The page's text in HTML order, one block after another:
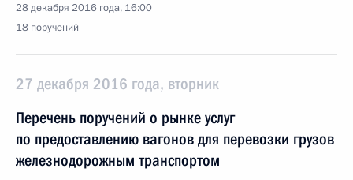
28 декабря 2016 года, 16:00
18 поручений
27 декабря 2016 года, вторник
Перечень поручений о рынке услуг
по предоставлению вагонов для перевозки грузов
железнодорожным транспортом